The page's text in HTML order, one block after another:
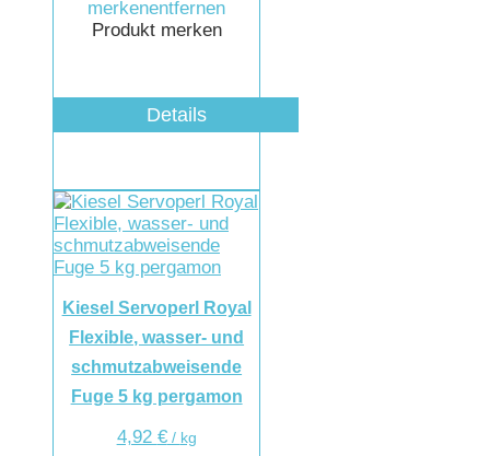
merkenentfernen
Produkt merken
Details
Kiesel Servoperl Royal
Flexible, wasser- und
schmutzabweisende
Fuge 5 kg pergamon
4,92 €/ kg